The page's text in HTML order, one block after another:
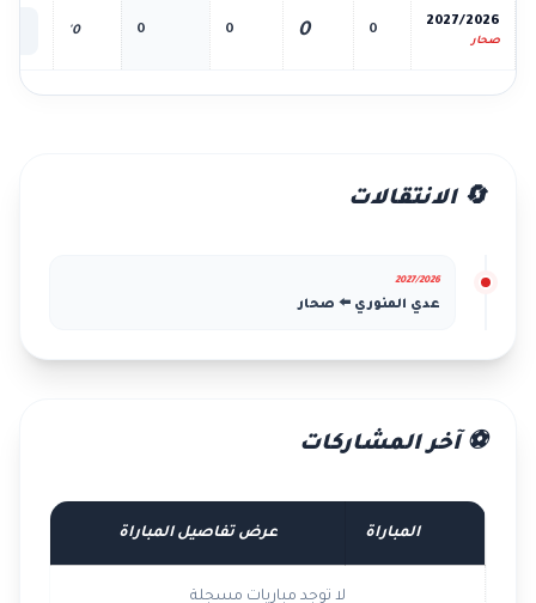
2027/2026
صحار
0
0
0
0
0'
🔄 الانتقالات
2027/2026
عدي المنوري ⬅️ صحار
⚽ آخر المشاركات
المباراة عرض تفاصيل المباراة
لا توجد مباريات مسجلة